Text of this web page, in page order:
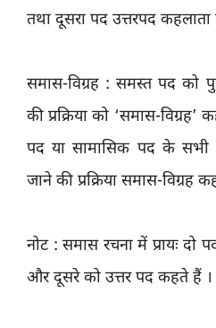
तथा दूसरा पद उत्तरपद कहलाता
समास-विग्रह : समस्त पद को
की प्रक्रिया को ‘समास-
पद या सामासिक पद के
जाने की प्रक्रिया समास-विग्रह
नोट : समास रचना में प्रायः दो
और दूसरे को उत्तर पद कहते हैं ।